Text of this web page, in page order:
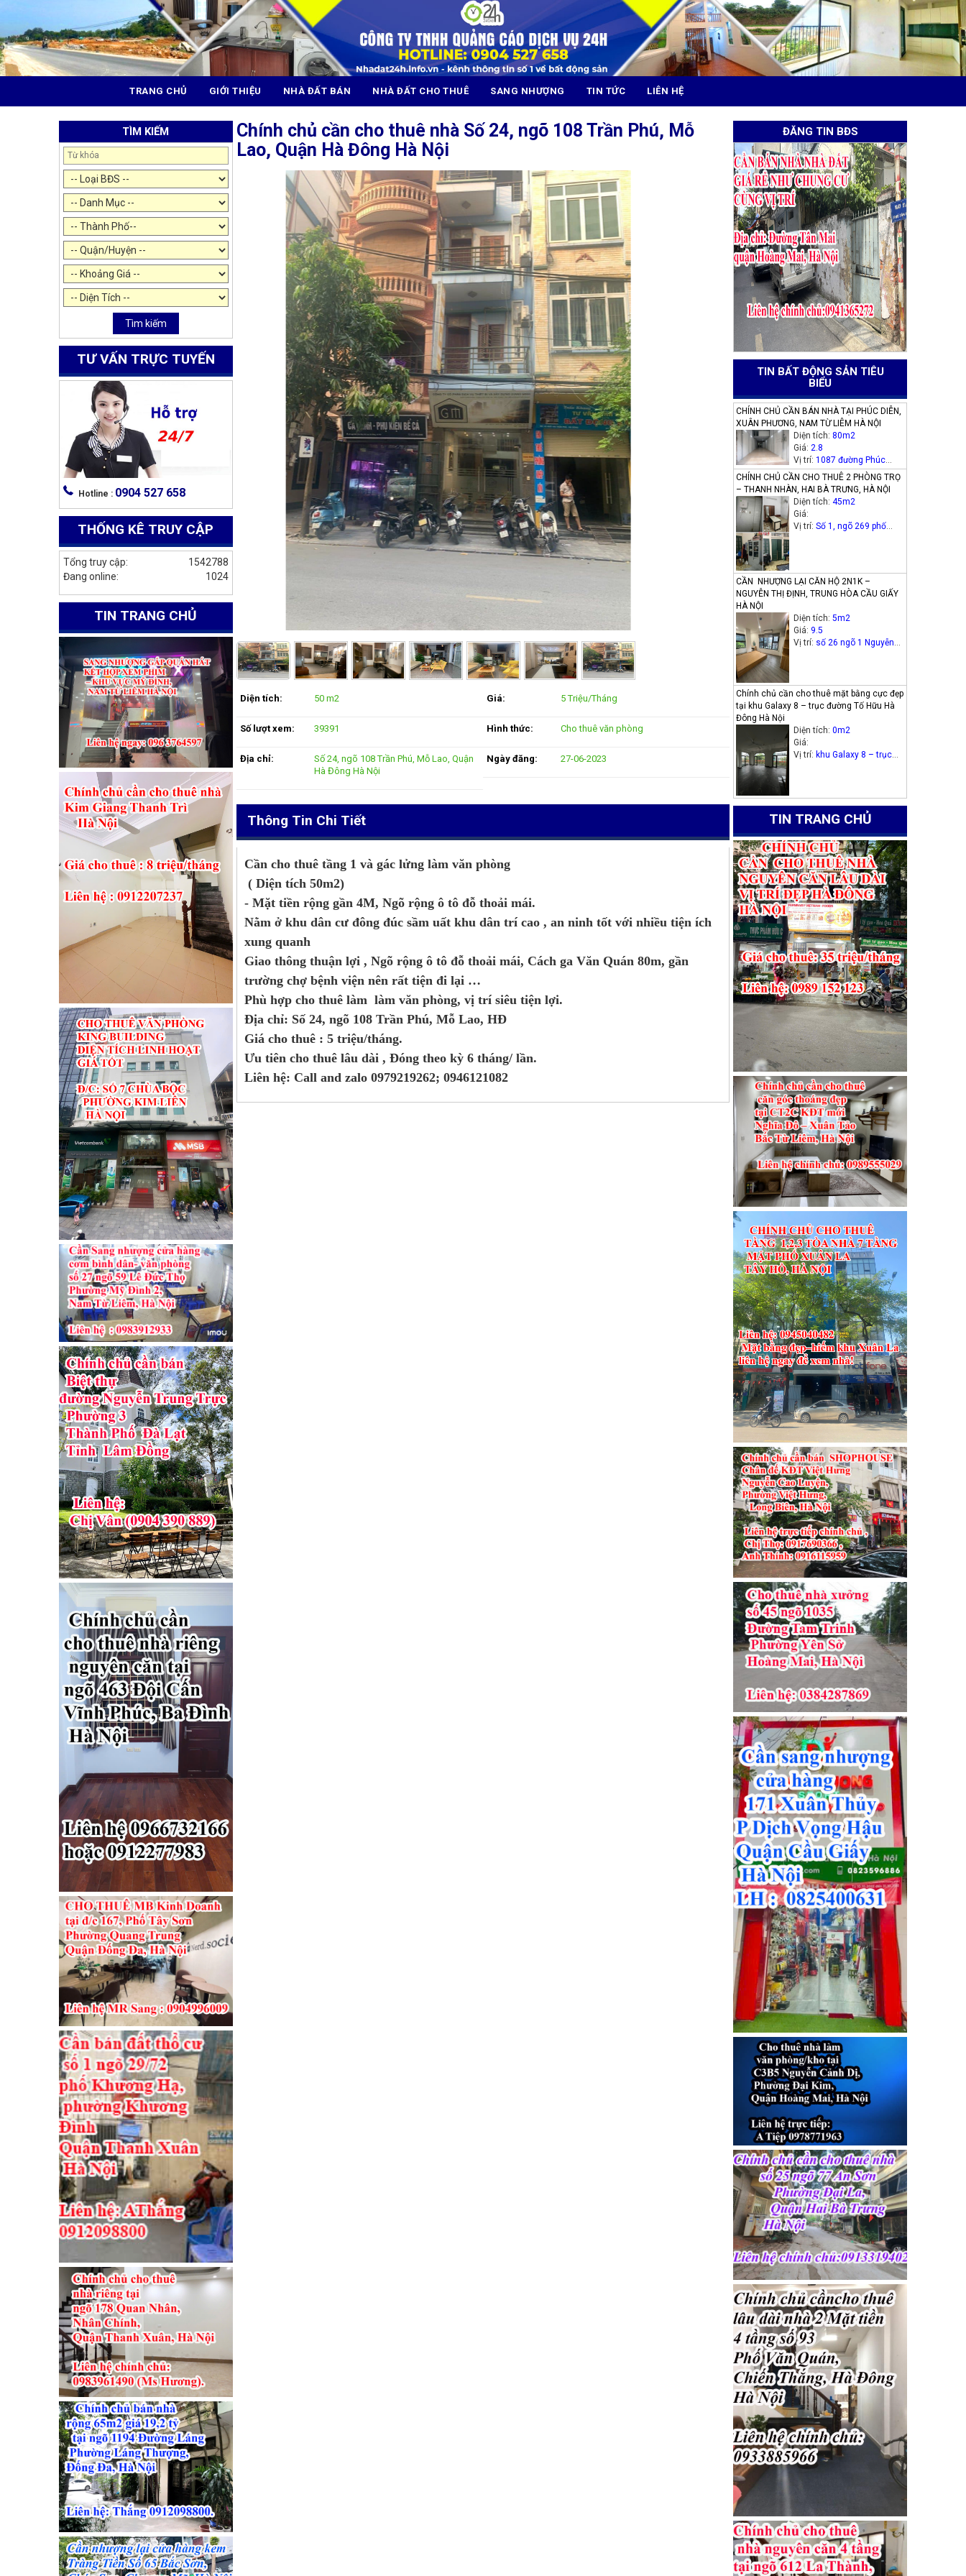
TRANG CHỦ GIỚI THIỆU NHÀ ĐẤT BÁN NHÀ ĐẤT CHO THUÊ SANG NHƯỢNG TIN TỨC LIÊN HỆ
TÌM KIẾM
Tìm kiếm
TƯ VẤN TRỰC TUYẾN
Hotline : 0904 527 658
THỐNG KÊ TRUY CẬP
1542788
Tổng truy cập:
1024
Đang online:
TIN TRANG CHỦ
Chính chủ cần cho thuê nhà Số 24, ngõ 108 Trần Phú, Mỗ
Lao, Quận Hà Đông Hà Nội
Diện tích: 50 m2
Số lượt xem: 39391
Địa chỉ:
Số 24, ngõ 108 Trần Phú, Mỗ Lao, Quận
Hà Đông Hà Nội
Giá: 5 Triệu/Tháng
Hình thức: Cho thuê văn phòng
Ngày đăng: 27-06-2023
Thông Tin Chi Tiết
Cần cho thuê tầng 1 và gác lửng làm văn phòng
( Diện tích 50m2)
- Mặt tiền rộng gần 4M, Ngõ rộng ô tô đỗ thoải mái.
Nằm ở khu dân cư đông đúc sầm uất khu dân trí cao , an ninh tốt với nhiều tiện ích
xung quanh
Giao thông thuận lợi , Ngõ rộng ô tô đỗ thoải mái, Cách ga Văn Quán 80m, gần
trường chợ bệnh viện nên rất tiện đi lại …
Phù hợp cho thuê làm làm văn phòng, vị trí siêu tiện lợi.
Địa chỉ: Số 24, ngõ 108 Trần Phú, Mỗ Lao, HĐ
Giá cho thuê : 5 triệu/tháng.
Ưu tiên cho thuê lâu dài , Đóng theo kỳ 6 tháng/ lần.
Liên hệ: Call and zalo 0979219262; 0946121082
ĐĂNG TIN BĐS
TIN BẤT ĐỘNG SẢN TIÊU
BIỂU
CHÍNH CHỦ CẦN BÁN NHÀ TẠI PHÚC DIỄN,
XUÂN PHƯƠNG, NAM TỪ LIÊM HÀ NỘI
Diện tích:80m2
Giá:2.8
Vị trí:1087 đường Phúc
Diễn, phường Xuân Phương,
quận Nam Từ Liêm, Hà Nội
CHÍNH CHỦ CẦN CHO THUÊ 2 PHÒNG TRỌ
– THANH NHÀN, HAI BÀ TRƯNG, HÀ NỘI
Diện tích:45m2
Giá:
Vị trí:Số 1, ngõ 269 phố
CẦN NHƯỢNG LẠI CĂN HỘ 2N1K –
NGUYỄN THỊ ĐỊNH, TRUNG HÒA CẦU GIẤY
HÀ NỘI
Diện tích:5m2
Giá: 9.5
Vị trí: số 26 ngõ 1 Nguyễn
Chính chủ cần cho thuê mặt bằng cực đẹp
tại khu Galaxy 8 – trục đường Tố Hữu Hà
Đông Hà Nội
Diện tích:0m2
Giá:
Vị trí: khu Galaxy 8 – trục
TIN TRANG CHỦ